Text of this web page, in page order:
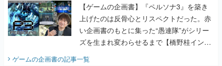
【ゲームの企画書】『ペルソナ3』を築き
上げたのは反骨心とリスペクトだった。赤
い企画書のもとに集った“愚連隊”がシリー
ズを生まれ変わらせるまで【橋野桂インタ
ビュー】
ゲームの企画書の記事一覧